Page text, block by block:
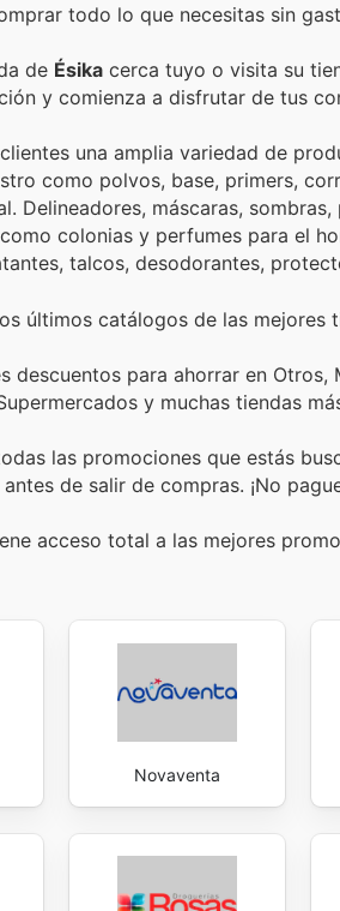
todo lo que necesitas sin
de Ésika cerca tuyo o visita su
y comienza a disfrutar de tus
una amplia variedad de
como polvos, base, primers,
Delineadores, máscaras,
colonias y perfumes para el
talcos, desodorantes,
últimos catálogos de las mejores
descuentos para ahorrar en
y muchas tiendas
las promociones que estás
antes de salir de compras. ¡No
acceso total a las mejores
Novaventa